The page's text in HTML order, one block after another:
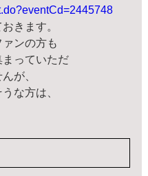
きます。
ンの方も
っていただ
が、
な方は、